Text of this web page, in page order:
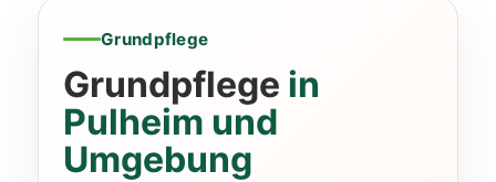
Grundpflege
Grundpflege in
Pulheim und
Umgebung